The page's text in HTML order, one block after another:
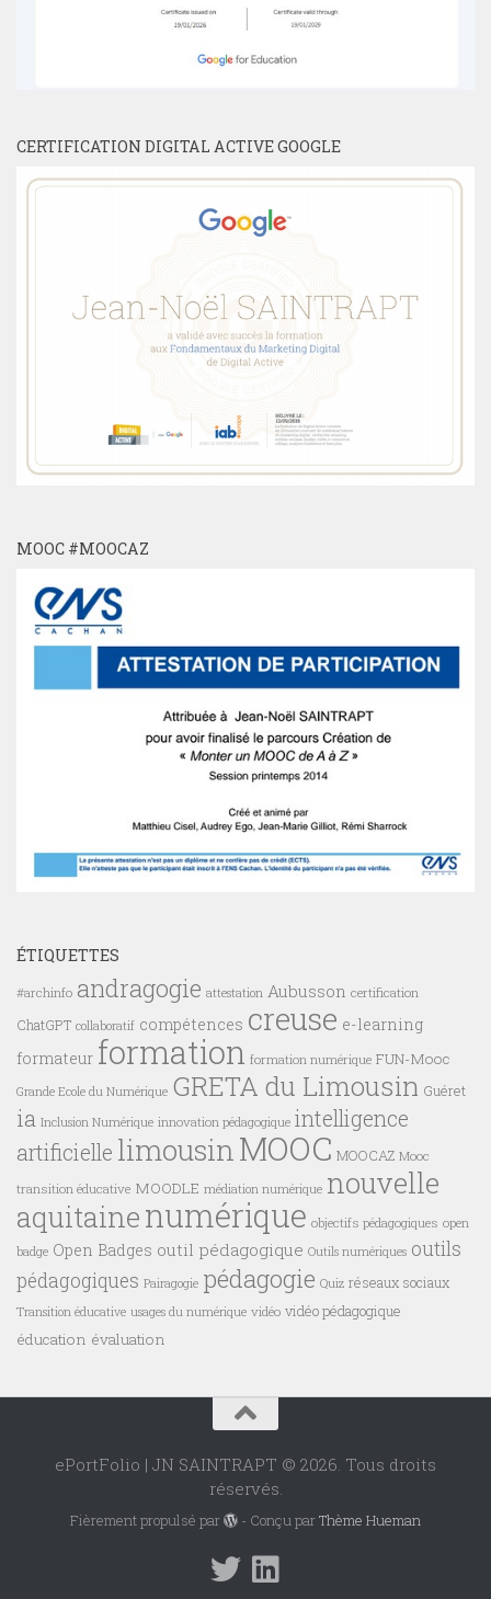
CERTIFICATION DIGITAL ACTIVE GOOGLE
MOOC #MOOCAZ
ÉTIQUETTES
#archinfo andragogie attestation Aubusson certification
ChatGPT collaboratif compétences creuse e-learning
formateur formation formation numérique FUN-Mooc
Grande Ecole du Numérique GRETA du Limousin Guéret
ia Inclusion Numérique innovation pédagogique intelligence
artificielle limousinMOOC MOOCAZ Mooc
transition éducative MOODLE médiation numérique nouvelle
aquitainenumérique objectifs pédagogiques open
badge Open Badges outil pédagogique Outils numériques outils
pédagogiques Pairagogie pédagogie Quiz réseaux sociaux
Transition éducative usages du numérique vidéo vidéo pédagogique
éducation évaluation
ePortFolio | JN SAINTRAPT © 2026. Tous droits
réservés.
Fièrement propulsé par - Conçu parThème Hueman